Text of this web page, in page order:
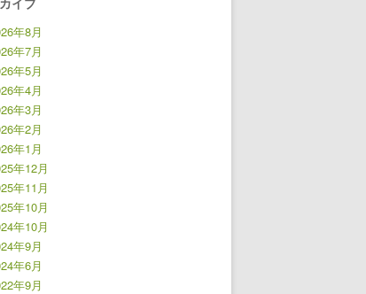
年8月
年7月
年5月
年4月
年3月
年2月
年1月
年12月
年11月
年10月
年10月
年9月
年6月
年9月